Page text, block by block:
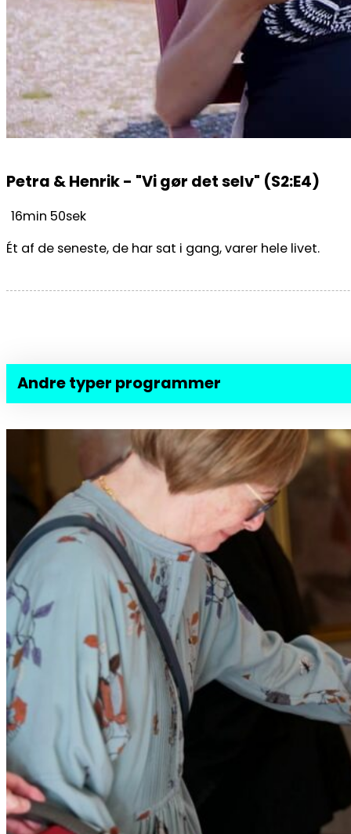
Petra & Henrik - "Vi gør det selv" (S2:E4)
16min 50sek
Ét af de seneste, de har sat i gang, varer hele livet.
Andre typer programmer